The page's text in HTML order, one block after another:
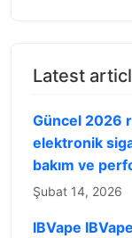
Latest
Güncel 2026
elektronik
bakım ve
Şubat 14, 2026
IBVape